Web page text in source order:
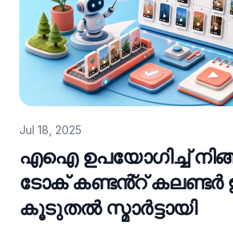
Jul 18, 2025
എഐ ഉപയോഗിച്ച്
ടോക് കണ്ടൻ്റ് കലണ്ടർ
കൂടുതൽ സ്മാർട്ടായി